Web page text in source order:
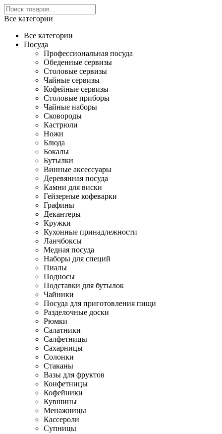
Все категории
Все категории
Посуда
Профессиональная посуда
Обеденные сервизы
Столовые сервизы
Чайные сервизы
Кофейные сервизы
Столовые приборы
Чайные наборы
Сковороды
Кастрюли
Ножи
Блюда
Бокалы
Бутылки
Винные аксессуары
Деревянная посуда
Камни для виски
Гейзерные кофеварки
Графины
Декантеры
Кружки
Кухонные принадлежности
Ланчбоксы
Медная посуда
Наборы для специй
Пиалы
Подносы
Подставки для бутылок
Чайники
Посуда для приготовления пищи
Разделочные доски
Рюмки
Салатники
Салфетницы
Сахарницы
Солонки
Стаканы
Вазы для фруктов
Конфетницы
Кофейники
Кувшины
Менажницы
Кассероли
Супницы